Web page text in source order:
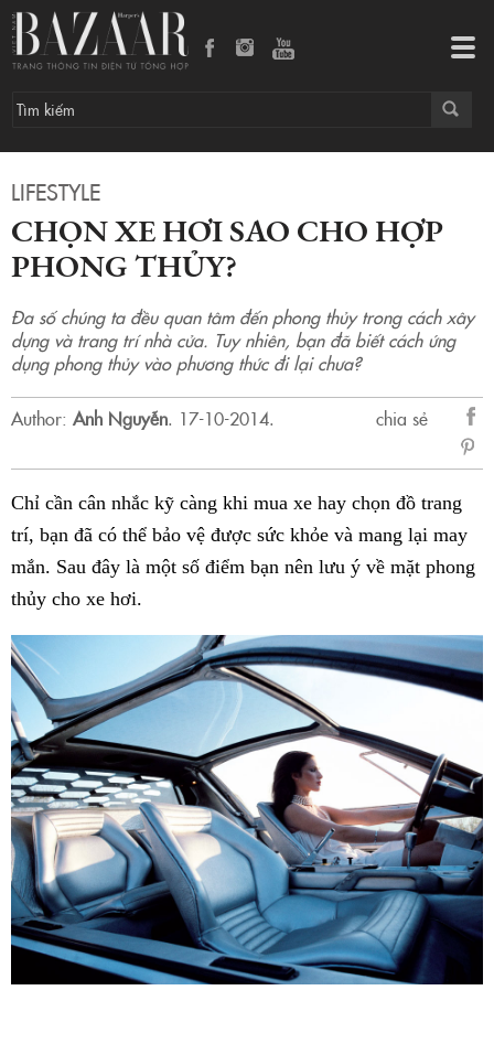
LIFESTYLE
CHỌN XE HƠI SAO CHO HỢP
PHONG THỦY?
Đa số chúng ta đều quan tâm đến phong thủy trong cách xây
dựng và trang trí nhà cửa. Tuy nhiên, bạn đã biết cách ứng
dụng phong thủy vào phương thức đi lại chưa?
Author: Anh Nguyễn. 17-10-2014.
chia sẻ
sẻ
Chỉ cần cân nhắc kỹ càng khi mua xe hay chọn đồ trang
trí, bạn đã có thể bảo vệ được sức khỏe và mang lại may
mắn. Sau đây là một số điểm bạn nên lưu ý về mặt phong
thủy cho xe hơi.
Chọn xe hơi sao cho hợp phong thủy?